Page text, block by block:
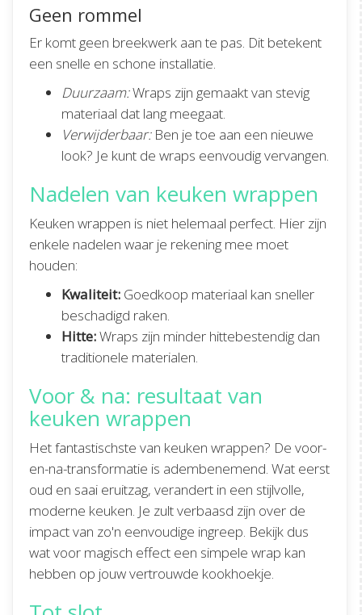
Geen rommel
Er komt geen breekwerk aan te pas. Dit betekent
een snelle en schone installatie.
Duurzaam:Wraps zijn gemaakt van stevig
materiaal dat lang meegaat.
Verwijderbaar:Ben je toe aan een nieuwe
look? Je kunt de wraps eenvoudig vervangen.
Nadelen van keuken wrappen
Keuken wrappen is niet helemaal perfect. Hier zijn
enkele nadelen waar je rekening mee moet
houden:
Kwaliteit: Goedkoop materiaal kan sneller
beschadigd raken.
Hitte:Wraps zijn minder hittebestendig dan
traditionele materialen.
Voor & na: resultaat van
keuken wrappen
Het fantastischste van keuken wrappen? De voor-
en-na-transformatie is adembenemend. Wat eerst
oud en saai eruitzag, verandert in een stijlvolle,
moderne keuken. Je zult verbaasd zijn over de
impact van zo'n eenvoudige ingreep. Bekijk dus
wat voor magisch effect een simpele wrap kan
hebben op jouw vertrouwde kookhoekje.